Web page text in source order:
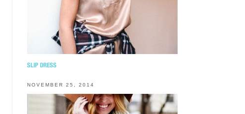
SLIP DRESS
NOVEMBER 25, 2014